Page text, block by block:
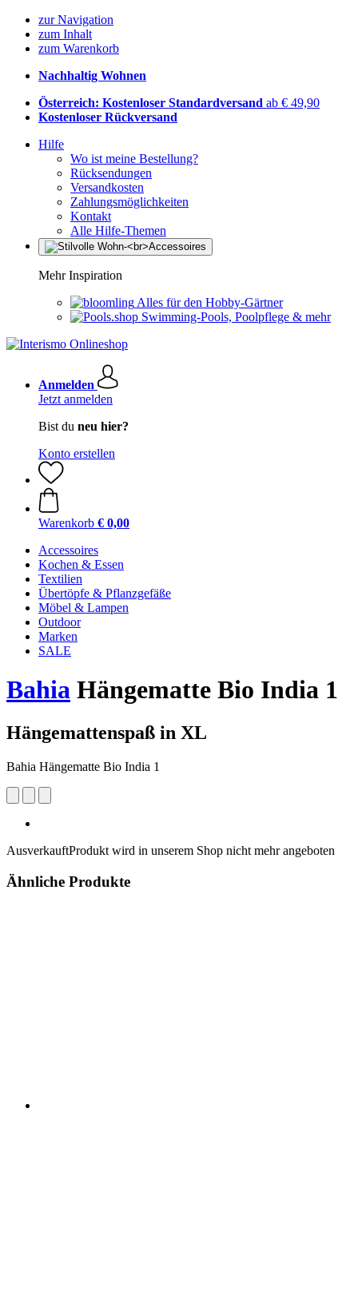
zur Navigation
zum Inhalt
zum Warenkorb
Nachhaltig Wohnen
Österreich: Kostenloser Standardversand ab € 49,90
Kostenloser Rückversand
Hilfe
Wo ist meine Bestellung?
Rücksendungen
Versandkosten
Zahlungsmöglichkeiten
Kontakt
Alle Hilfe-Themen
Mehr Inspiration
Alles für den Hobby-Gärtner
Swimming-Pools, Poolpflege & mehr
Anmelden
Jetzt anmelden
Bist du neu hier?
Konto erstellen
Warenkorb € 0,00
Accessoires
Kochen & Essen
Textilien
Übertöpfe & Pflanzgefäße
Möbel & Lampen
Outdoor
Marken
SALE
Bahia Hängematte Bio India 1
Hängemattenspaß in XL
Bahia Hängematte Bio India 1
AusverkauftProdukt wird in unserem Shop nicht mehr angeboten
Ähnliche Produkte